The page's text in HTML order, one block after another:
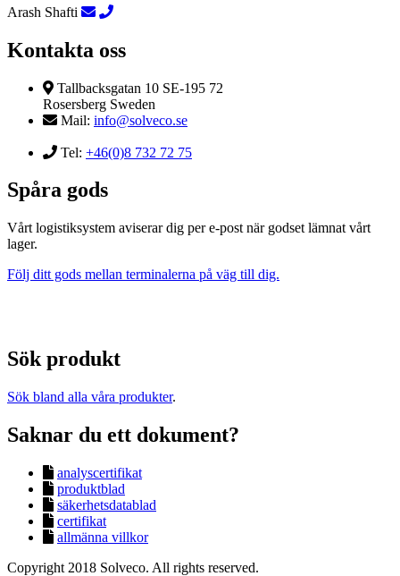
Arash Shafti
Kontakta oss
Tallbacksgatan 10 SE-195 72
Rosersberg Sweden
Mail: info@solveco.se
Tel: +46(0)8 732 72 75
Spåra gods
Vårt logistiksystem aviserar dig per e-post när godset lämnat vårt
lager.
Följ ditt gods mellan terminalerna på väg till dig.
Sök produkt
Sök bland alla våra produkter.
Saknar du ett dokument?
analyscertifikat
produktblad
säkerhetsdatablad
certifikat
allmänna villkor
Copyright 2018 Solveco. All rights reserved.